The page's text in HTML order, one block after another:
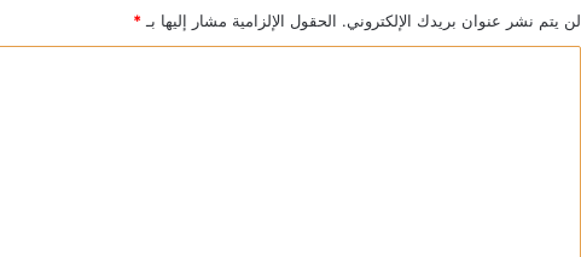
لن يتم نشر عنوان بريدك الإلكتروني. الحقول الإلزامية مشار إليها بـ *